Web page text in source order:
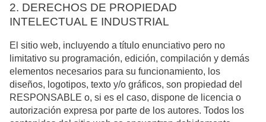
2. DERECHOS DE PROPIEDAD
INTELECTUAL E INDUSTRIAL
El sitio web, incluyendo a título enunciativo pero no
limitativo su programación, edición, compilación y demás
elementos necesarios para su funcionamiento, los
diseños, logotipos, texto y/o gráficos, son propiedad del
RESPONSABLE o, si es el caso, dispone de licencia o
autorización expresa por parte de los autores. Todos los